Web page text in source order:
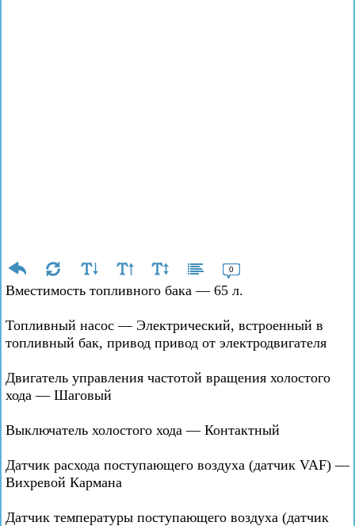
0
Вместимость топливного бака — 65 л.
Топливный насос — Электрический, встроенный в
топливный бак, привод привод от электродвигателя
Двигатель управления частотой вращения холостого
хода — Шаговый
Выключатель холостого хода — Контактный
Датчик расхода поступающего воздуха (датчик VAF) —
Вихревой Кармана
Датчик температуры поступающего воздуха (датчик